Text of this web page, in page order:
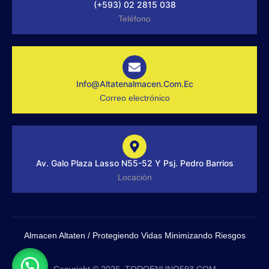
t
a
r
a
-
1
-
i
g
(+593) 02 2815 038
Teléfono
Info@altatenalmacen.com.ec
Correo electrónico
Av. Galo Plaza Lasso N55-52 Y Psj. Pedro Barrios
Locación
Almacen Altaten / Protegiendo Vidas Minimizando Riesgos